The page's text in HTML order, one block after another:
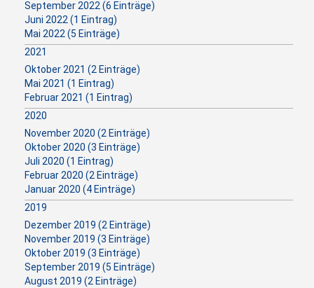
September 2022 (6 Einträge)
Juni 2022 (1 Eintrag)
Mai 2022 (5 Einträge)
2021
Oktober 2021 (2 Einträge)
Mai 2021 (1 Eintrag)
Februar 2021 (1 Eintrag)
2020
November 2020 (2 Einträge)
Oktober 2020 (3 Einträge)
Juli 2020 (1 Eintrag)
Februar 2020 (2 Einträge)
Januar 2020 (4 Einträge)
2019
Dezember 2019 (2 Einträge)
November 2019 (3 Einträge)
Oktober 2019 (3 Einträge)
September 2019 (5 Einträge)
August 2019 (2 Einträge)